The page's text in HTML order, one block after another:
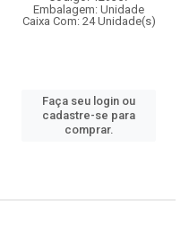
Embalagem: Unidade
Caixa Com: 24 Unidade(s)
Faça seu login ou
cadastre-se para
comprar.